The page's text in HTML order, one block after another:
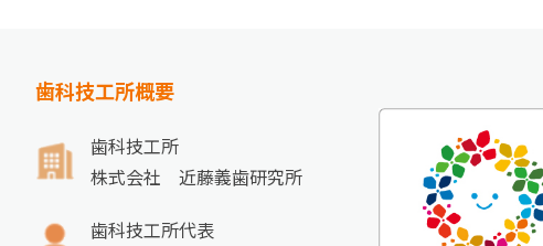
歯科技工所概要
歯科技工所
株式会社 近藤義歯研究所
歯科技工所代表